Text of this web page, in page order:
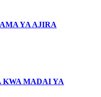
YA AJIRA
KWA MADAI YA